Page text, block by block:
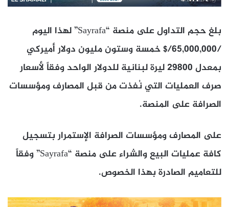
بلغ حجم التداول على منصة “Sayrafa” لهذا اليوم
/65,000,000/$ خمسة وستون مليون دولار أميركي
بمعدل 29800 ليرة لبنانية للدولار الواحد وفقاً لأسعار
صرف العمليات التي نُفذت من قبل المصارف ومؤسسات
الصرافة على المنصة.
على المصارف ومؤسسات الصرافة الإستمرار بتسجيل
كافة عمليات البيع والشراء على منصة “Sayrafa” وفقاً
للتعاميم الصادرة بهذا الخصوص.